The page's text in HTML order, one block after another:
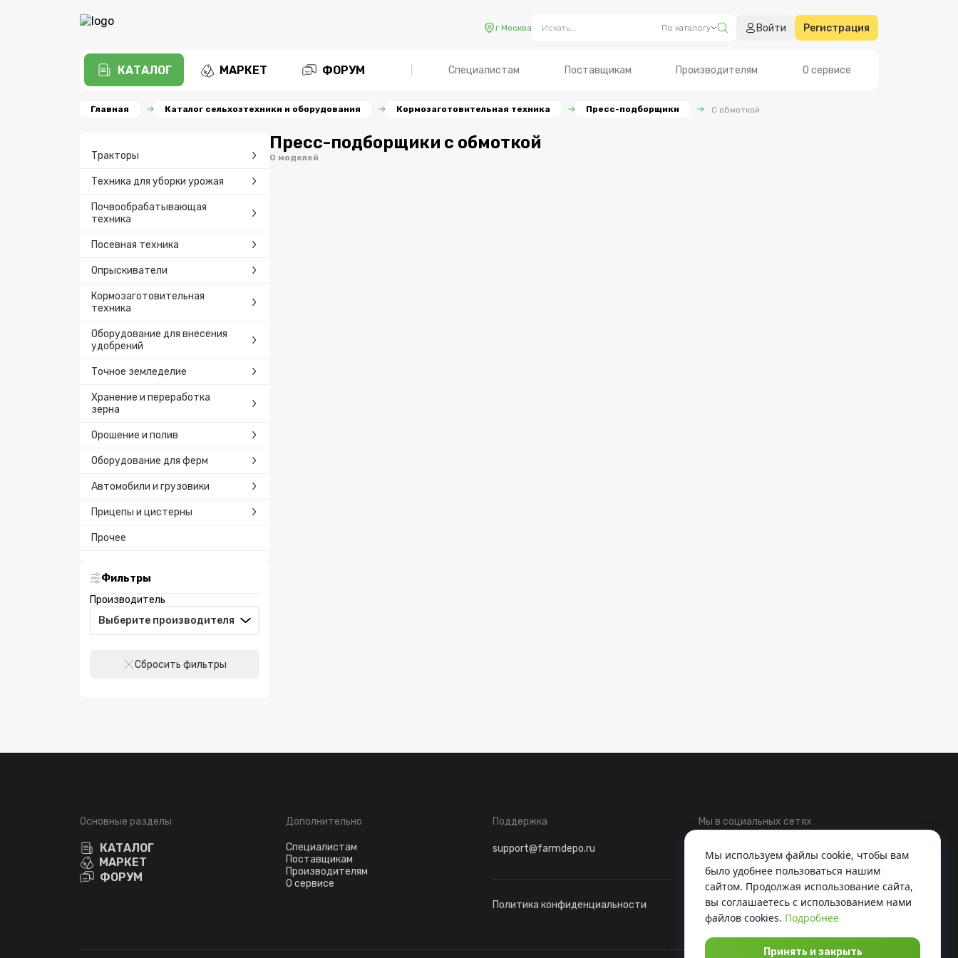
г Москва По каталогу Войти Регистрация
КАТАЛОГ МАРКЕТ ФОРУМ Специалистам Поставщикам Производителям О сервисе
Главная Каталог сельхозтехники и оборудования Кормозаготовительная техника Пресс-подборщики С обмоткой
Тракторы
Техника для уборки урожая
Почвообрабатывающая
техника
Посевная техника
Опрыскиватели
Кормозаготовительная
техника
Оборудование для внесения
удобрений
Точное земледелие
Хранение и переработка
зерна
Орошение и полив
Оборудование для ферм
Автомобили и грузовики
Прицепы и цистерны
Прочее
Фильтры
Производитель
Сбросить фильтры
Пресс-подборщики с обмоткой
0 моделей
Основные разделы
КАТАЛОГ
МАРКЕТ
ФОРУМ
Дополнительно
Специалистам
Поставщикам
Производителям
О сервисе
Поддержка
support@farmdepo.ru
Политика конфиденциальности
Мы в социальных сетях
Telegram ВКонтакте
Мы используем файлы cookie, чтобы вам
было удобнее пользоваться нашим
сайтом. Продолжая использование сайта,
вы соглашаетесь c использованием нами
файлов cookies. Подробнее
Принять и закрыть